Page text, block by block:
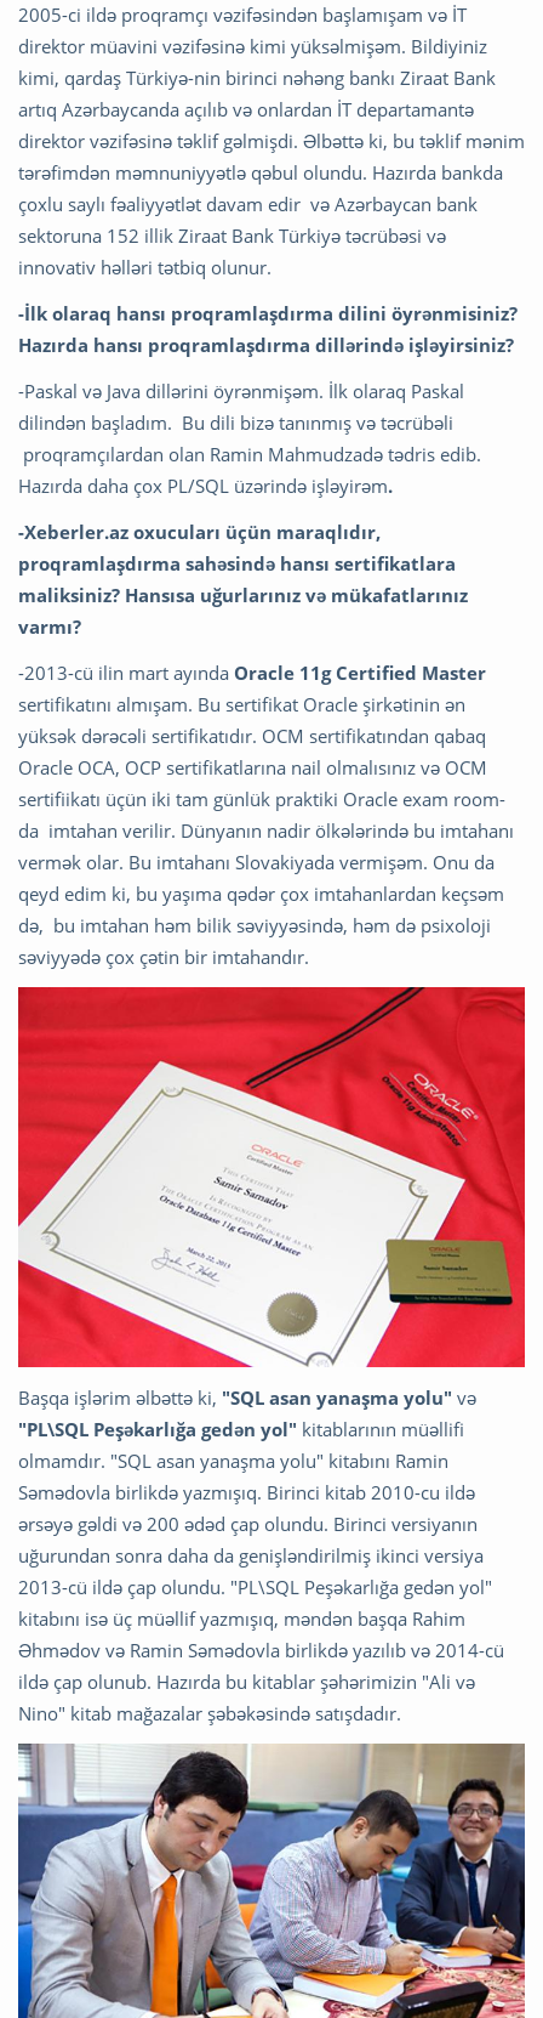
2005-ci ildə proqramçı vəzifəsindən başlamışam və İT
direktor müavini vəzifəsinə kimi yüksəlmişəm. Bildiyiniz
kimi, qardaş Türkiyə-nin birinci nəhəng bankı Ziraat Bank
artıq Azərbaycanda açılıb və onlardan İT departamantə
direktor vəzifəsinə təklif gəlmişdi. Əlbəttə ki, bu təklif mənim
tərəfimdən məmnuniyyətlə qəbul olundu. Hazırda bankda
çoxlu saylı fəaliyyətlət davam edir və Azərbaycan bank
sektoruna 152 illik Ziraat Bank Türkiyə təcrübəsi və
innovativ həlləri tətbiq olunur.
-İlk olaraq hansı proqramlaşdırma dilini öyrənmisiniz?
Hazırda hansı proqramlaşdırma dillərində işləyirsiniz?
-Paskal və Java dillərini öyrənmişəm. İlk olaraq Paskal
dilindən başladım. Bu dili bizə tanınmış və təcrübəli
proqramçılardan olan Ramin Mahmudzadə tədris edib.
Hazırda daha çox PL/SQL üzərində işləyirəm.
-Xeberler.az oxucuları üçün maraqlıdır,
proqramlaşdırma sahəsində hansı sertifikatlara
maliksiniz? Hansısa uğurlarınız və mükafatlarınız
varmı?
-2013-cü ilin mart ayında Oracle 11g Certified Master
sertifikatını almışam. Bu sertifikat Oracle şirkətinin ən
yüksək dərəcəli sertifikatıdır. OCM sertifikatından qabaq
Oracle OCA, OCP sertifikatlarına nail olmalısınız və OCM
sertifiikatı üçün iki tam günlük praktiki Oracle exam room-
da imtahan verilir. Dünyanın nadir ölkələrində bu imtahanı
vermək olar. Bu imtahanı Slovakiyada vermişəm. Onu da
qeyd edim ki, bu yaşıma qədər çox imtahanlardan keçsəm
də, bu imtahan həm bilik səviyyəsində, həm də psixoloji
səviyyədə çox çətin bir imtahandır.
Başqa işlərim əlbəttə ki, "SQL asan yanaşma yolu" və
"PL\SQL Peşəkarlığa gedən yol" kitablarının müəllifi
olmamdır. "SQL asan yanaşma yolu" kitabını Ramin
Səmədovla birlikdə yazmışıq. Birinci kitab 2010-cu ildə
ərsəyə gəldi və 200 ədəd çap olundu. Birinci versiyanın
uğurundan sonra daha da genişləndirilmiş ikinci versiya
2013-cü ildə çap olundu. "PL\SQL Peşəkarlığa gedən yol"
kitabını isə üç müəllif yazmışıq, məndən başqa Rahim
Əhmədov və Ramin Səmədovla birlikdə yazılıb və 2014-cü
ildə çap olunub. Hazırda bu kitablar şəhərimizin "Ali və
Nino" kitab mağazalar şəbəkəsində satışdadır.